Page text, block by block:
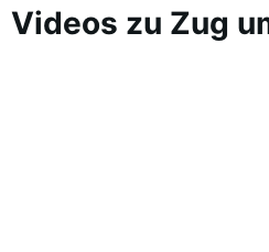
Videos zu Zug